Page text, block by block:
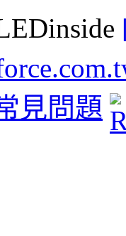
見問題